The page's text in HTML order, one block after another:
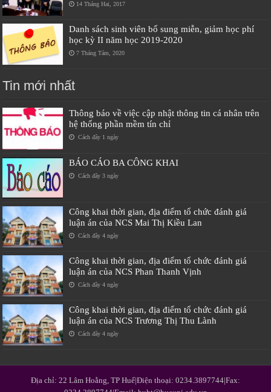
14 Tháng Hai, 2017
Danh sách sinh viên bổ sung miễn, giảm học phí
học kỳ II năm học 2019-2020
7 Tháng Tám, 2020
Tin mới nhất
Thông báo về việc cập nhật thông tin cá nhân trên
hệ thống phần mềm tín chỉ
Cách đây 1 ngày
BÁO CÁO BA CÔNG KHAI
Cách đây 3 ngày
Công khai thời gian, địa điểm tổ chức đánh giá
luận án của NCS Mai Thị Kiều Lan
Cách đây 4 ngày
Công khai thời gian, địa điểm tổ chức đánh giá
luận án của NCS Phan Thanh Vịnh
Cách đây 4 ngày
Công khai thời gian, địa điểm tổ chức đánh giá
luận án của NCS Trương Thị Thu Lành
Cách đây 4 ngày
Địa chỉ: 22 Lâm Hoằng, TP Huế|Điện thoại: 0234.3897744|Fax: